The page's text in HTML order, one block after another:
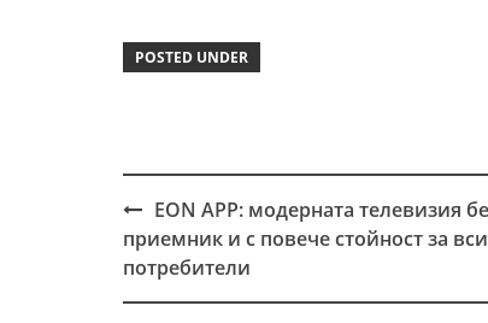
POSTED UNDER
Post
navigation
EON APP: модерната телевизия
приемник и с повече стойност за
потребители